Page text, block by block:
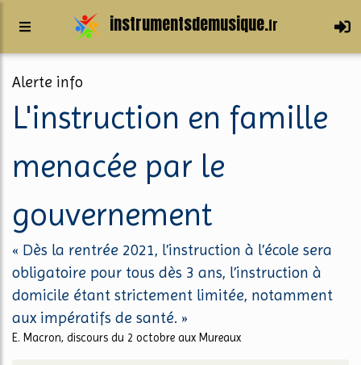
instrumentsdemusique.fr
Alerte info
L'instruction en famille
menacée par le
gouvernement
« Dès la rentrée 2021, l’instruction à l’école sera
obligatoire pour tous dès 3 ans, l’instruction à
domicile étant strictement limitée, notamment
aux impératifs de santé. »
E. Macron, discours du 2 octobre aux Mureaux